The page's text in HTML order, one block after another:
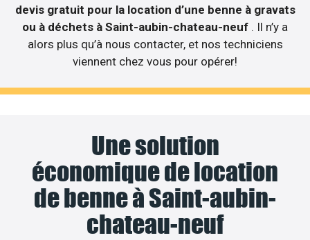
devis gratuit pour la location d’une benne à gravats
ou à déchets à Saint-aubin-chateau-neuf . Il n’y a
alors plus qu’à nous contacter, et nos techniciens
viennent chez vous pour opérer!
Une solution
économique de location
de benne à Saint-aubin-
chateau-neuf